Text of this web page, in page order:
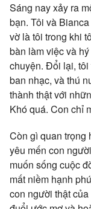
Sáng nay xảy ra
bạn. Tôi và
vờ là tôi trong khi
bàn làm việc và
chuyện. Đổi lại, tôi
ban nhạc, và thú
thành thật với
Khó quá. Con chỉ
Còn gì quan trọng
yêu mến con
muốn sống cuộc
mất niềm hạnh
con người thật